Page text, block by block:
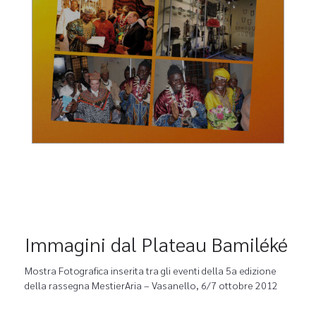
Immagini dal Plateau Bamiléké
Mostra Fotografica inserita tra gli eventi della 5a edizione
della rassegna MestierAria – Vasanello, 6/7 ottobre 2012